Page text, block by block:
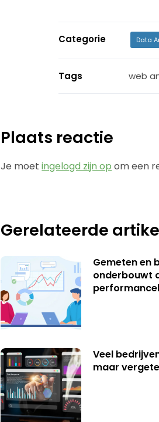
Categorie Data
Tags web
Plaats reactie
Je moetingelogd zijn op om een
Gerelateerde
Gemeten en
onderbouwt
Veel
maar